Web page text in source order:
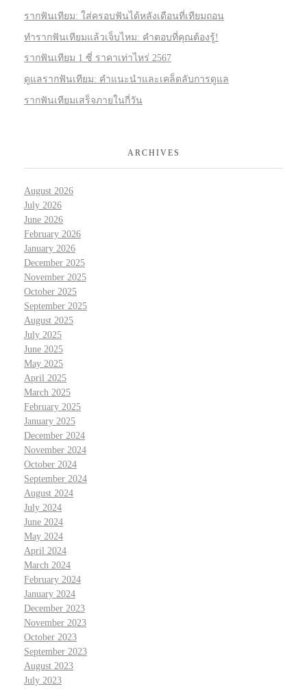
รากฟันเทียม: ใส่ครอบฟันได้หลังเดือนที่เทียมถอน
ทำรากฟันเทียมแล้วเจ็บไหม: คำตอบที่คุณต้องรู้!
รากฟันเทียม 1 ซี่ ราคาเท่าไหร่ 2567
ดูแลรากฟันเทียม: คำแนะนำและเคล็ดลับการดูแล
รากฟันเทียมเสร็จภายในกี่วัน
ARCHIVES
August 2026
July 2026
June 2026
February 2026
January 2026
December 2025
November 2025
October 2025
September 2025
August 2025
July 2025
June 2025
May 2025
April 2025
March 2025
February 2025
January 2025
December 2024
November 2024
October 2024
September 2024
August 2024
July 2024
June 2024
May 2024
April 2024
March 2024
February 2024
January 2024
December 2023
November 2023
October 2023
September 2023
August 2023
July 2023